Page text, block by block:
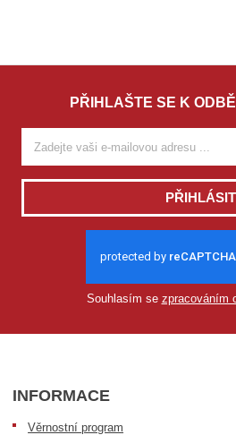
PŘIHLAŠTE SE K
PŘIHLÁSIT
Souhlasím se zpracováním
INFORMACE
Věrnostní program